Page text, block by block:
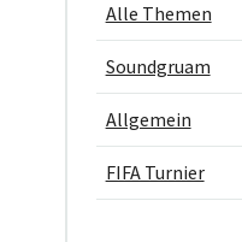
Alle Themen
Soundgruam
Allgemein
FIFA Turnier